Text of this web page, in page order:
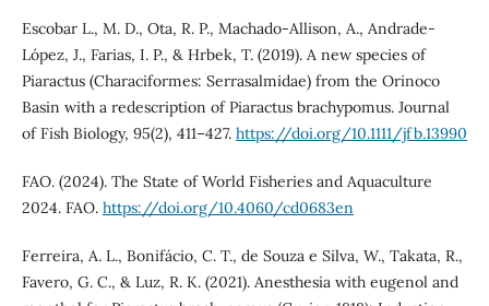
Escobar L., M. D., Ota, R. P., Machado‐Allison, A., Andrade‐
López, J., Farias, I. P., & Hrbek, T. (2019). A new species of
Piaractus (Characiformes: Serrasalmidae) from the Orinoco
Basin with a redescription of Piaractus brachypomus. Journal
of Fish Biology, 95(2), 411–427. https://doi.org/10.1111/jfb.13990
FAO. (2024). The State of World Fisheries and Aquaculture
2024. FAO. https://doi.org/10.4060/cd0683en
Ferreira, A. L., Bonifácio, C. T., de Souza e Silva, W., Takata, R.,
Favero, G. C., & Luz, R. K. (2021). Anesthesia with eugenol and